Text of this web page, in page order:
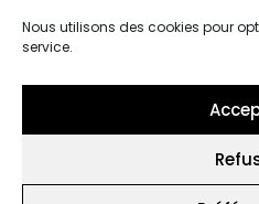
Nous utilisons des cookies pour
service.
email
confidentialité.